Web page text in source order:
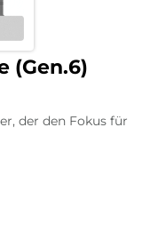
(Gen.6)
der den Fokus für